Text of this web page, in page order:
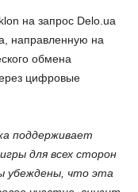
на запрос Delo.ua
направленную на
обмена
цифровые
поддерживает
для всех сторон
убеждены, что эта